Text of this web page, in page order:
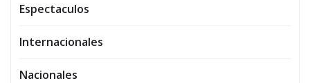
Espectaculos
Internacionales
Nacionales